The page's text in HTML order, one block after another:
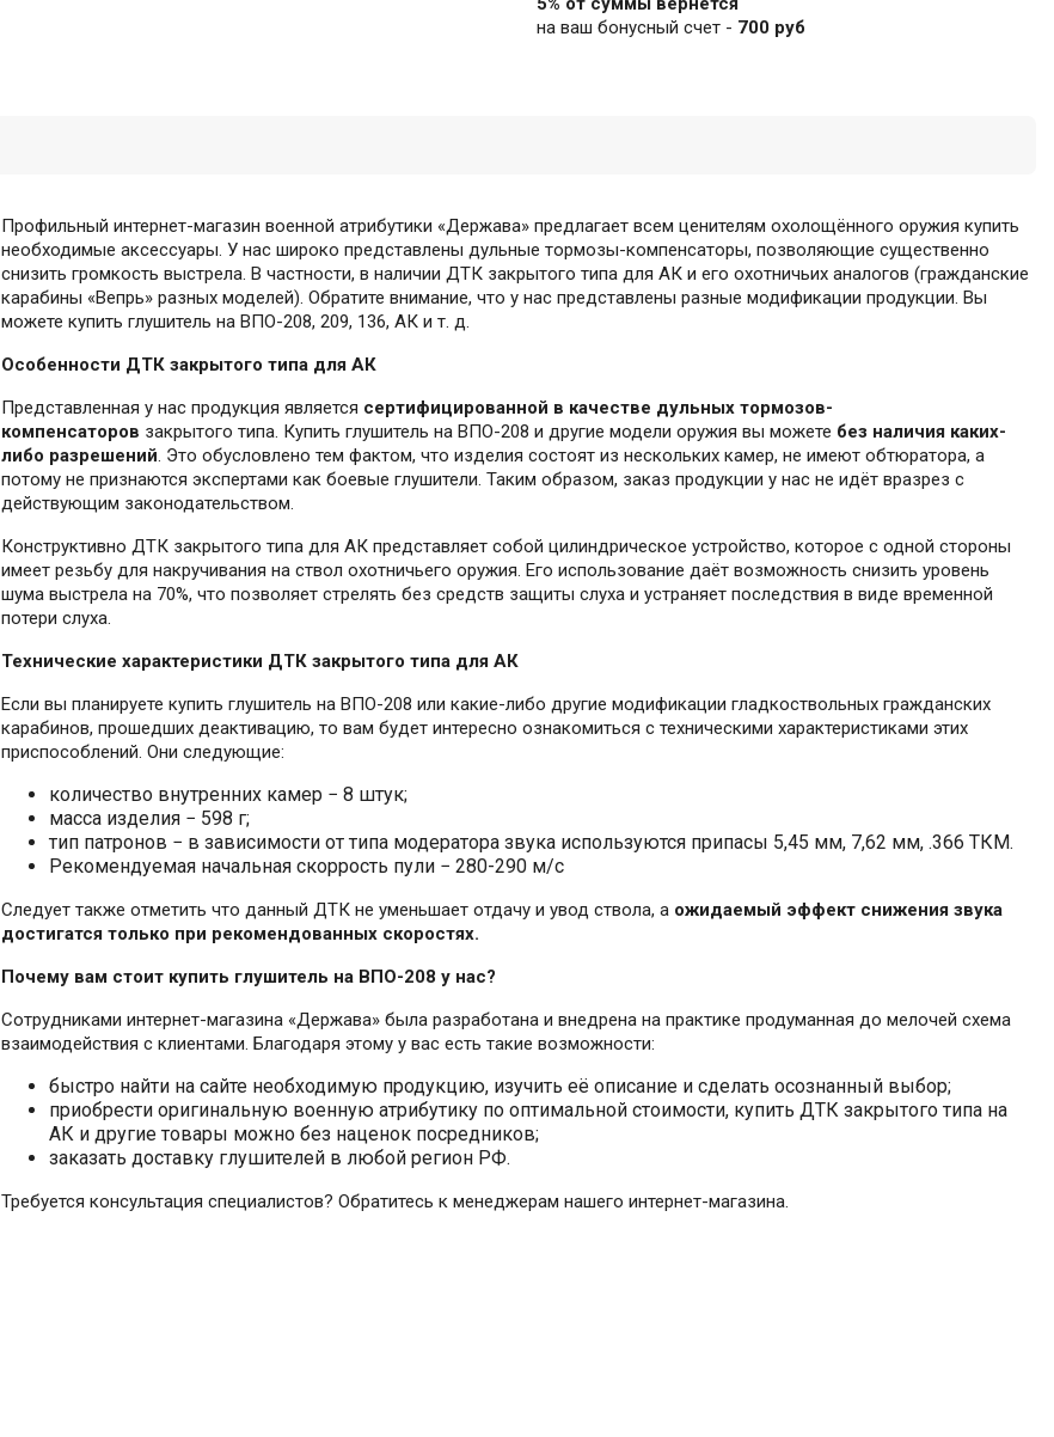
на ваш бонусный счет - 700 руб
Профильный интернет-магазин военной атрибутики «Держава» предлагает всем ценителям охолощённого оружия купить
необходимые аксессуары. У нас широко представлены дульные тормозы-компенсаторы, позволяющие существенно
снизить громкость выстрела. В частности, в наличии ДТК закрытого типа для АК и его охотничьих аналогов (гражданские
карабины «Вепрь» разных моделей). Обратите внимание, что у нас представлены разные модификации продукции. Вы
можете купить глушитель на ВПО-208, 209, 136, АК и т. д.
Особенности ДТК закрытого типа для АК
Представленная у нас продукция является сертифицированной в качестве дульных тормозов-
компенсаторов закрытого типа. Купить глушитель на ВПО-208 и другие модели оружия вы можете без наличия каких-
либо разрешений. Это обусловлено тем фактом, что изделия состоят из нескольких камер, не имеют обтюратора, а
потому не признаются экспертами как боевые глушители. Таким образом, заказ продукции у нас не идёт вразрез с
действующим законодательством.
Конструктивно ДТК закрытого типа для АК представляет собой цилиндрическое устройство, которое с одной стороны
имеет резьбу для накручивания на ствол охотничьего оружия. Его использование даёт возможность снизить уровень
шума выстрела на 70%, что позволяет стрелять без средств защиты слуха и устраняет последствия в виде временной
потери слуха.
Технические характеристики ДТК закрытого типа для АК
Если вы планируете купить глушитель на ВПО-208 или какие-либо другие модификации гладкоствольных гражданских
карабинов, прошедших деактивацию, то вам будет интересно ознакомиться с техническими характеристиками этих
приспособлений. Они следующие:
количество внутренних камер − 8 штук;
масса изделия − 598 г;
тип патронов − в зависимости от типа модератора звука используются припасы 5,45 мм, 7,62 мм, .366 ТКМ.
Рекомендуемая начальная скоррость пули − 280-290 м/с
Следует также отметить что данный ДТК не уменьшает отдачу и увод ствола, а ожидаемый эффект снижения звука
достигатся только при рекомендованных скоростях.
Почему вам стоит купить глушитель на ВПО-208 у нас?
Сотрудниками интернет-магазина «Держава» была разработана и внедрена на практике продуманная до мелочей схема
взаимодействия с клиентами. Благодаря этому у вас есть такие возможности:
быстро найти на сайте необходимую продукцию, изучить её описание и сделать осознанный выбор;
приобрести оригинальную военную атрибутику по оптимальной стоимости, купить ДТК закрытого типа на
АК и другие товары можно без наценок посредников;
заказать доставку глушителей в любой регион РФ.
Требуется консультация специалистов? Обратитесь к менеджерам нашего интернет-магазина.